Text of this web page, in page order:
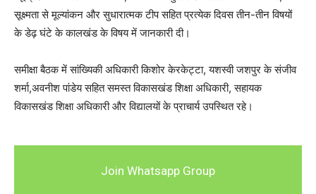
सूक्ष्मता से मूल्यांकन और सुधारात्मक टीप सहित प्रत्येक दिवस तीन-तीन विषयों
के डेढ़ घंटे के कालखंड के विषय में जानकारी दी।
समीक्षा बैठक में सांख्यिकी अधिकारी किशोर केरकेट्टा, यशस्वी जशपुर के संजीव
शर्मा,अवनीश पांडेय सहित समस्त विकासखंड शिक्षा अधिकारी, सहायक
विकासखंड शिक्षा अधिकारी और विद्यालयों के प्राचार्य उपस्थित रहे।
Join Whatsapp Group